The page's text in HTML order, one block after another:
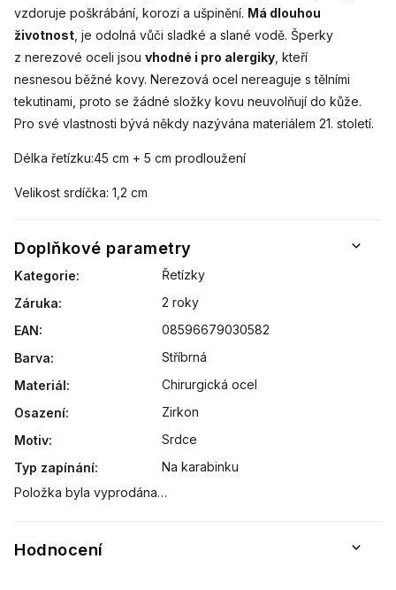
vzdoruje poškrábání, korozi a ušpinění. Má dlouhou
životnost , je odolná vůči sladké a slané vodě. Šperky
z nerezové oceli jsou vhodné i pro alergiky , kteří
nesnesou běžné kovy. Nerezová ocel nereaguje s tělními
tekutinami, proto se žádné složky kovu neuvolňují do kůže.
Pro své vlastnosti bývá někdy nazývána materiálem 21. století.
Délka řetízku:45 cm + 5 cm prodloužení
Velikost srdíčka: 1,2 cm
Doplňkové parametry
Kategorie:
Řetízky
Záruka:
2 roky
EAN:
08596679030582
Barva:
Stříbrná
Materiál:
Chirurgická ocel
Osazení:
Zirkon
Motiv:
Srdce
Typ zapínání:
Na karabinku
Položka byla vyprodána…
Hodnocení